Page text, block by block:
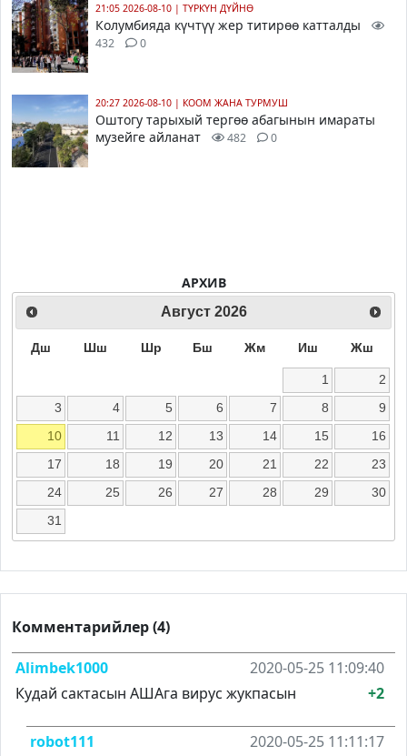
21:05 2026-08-10 | ТҮРКҮН ДҮЙНӨ
Колумбияда күчтүү жер титирөө катталды
432 0
20:27 2026-08-10 | КООМ ЖАНА ТУРМУШ
Оштогу тарыхый тергөө абагынын имараты
музейге айланат
482 0
АРХИВ
Август 2026
Дш Шш Шр Бш Жм Иш Жш
1
2
3
4 5 6 7 8
9
10
11 12 13 14 15
16
17
18 19 20 21 22
23
24
25 26 27 28 29
30
31
Комментарийлер (4)
Alimbek1000
2020-05-25 11:09:40
Кудай сактасын АШАга вирус жукпасын
+2
robot111
2020-05-25 11:11:17